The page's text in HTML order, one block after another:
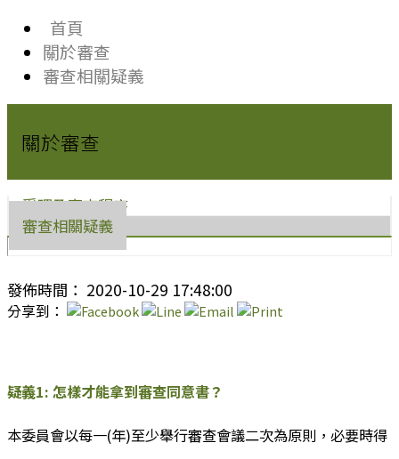
首頁
關於審查
審查相關疑義
關於審查
受理及審查程序
審查相關疑義
發佈時間： 2020-10-29 17:48:00
分享到：
疑義1: 怎樣才能拿到審查同意書？
本委員會以每一(年)至少舉行審查會議二次為原則，必要時得